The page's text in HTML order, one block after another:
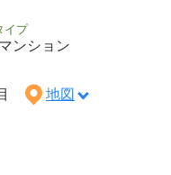
イプ
ンション
地図